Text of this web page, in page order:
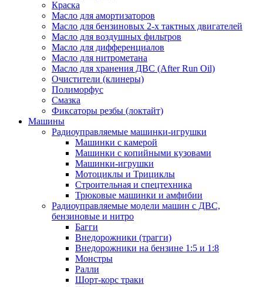
Краска
Масло для амортизаторов
Масло для бензиновых 2-х тактных двигателей
Масло для воздушных фильтров
Масло для дифференциалов
Масло для нитрометана
Масло для хранения ДВС (After Run Oil)
Очистители (клинеры)
Полиморфус
Смазка
Фиксаторы резбы (локтайт)
Машины
Радиоуправляемые машинки-игрушки
Машинки с камерой
Машинки с копийными кузовами
Машинки-игрушки
Мотоциклы и Трициклы
Строительная и спецтехника
Трюковые машинки и амфибии
Радиоуправляемые модели машин с ДВС,
бензиновые и нитро
Багги
Внедорожники (трагги)
Внедорожники на бензине 1:5 и 1:8
Монстры
Ралли
Шорт-корс траки